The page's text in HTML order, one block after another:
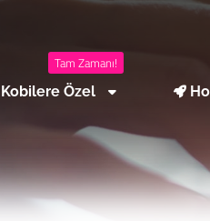
Tam Zamanı!
Kobilere Özel